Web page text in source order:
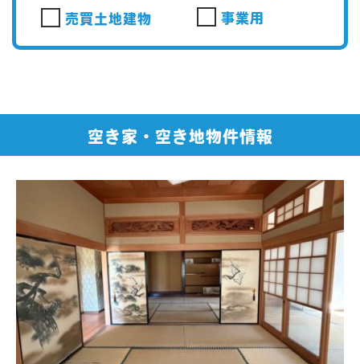
売買土地建物 事業用
空き家・空き地物件情報